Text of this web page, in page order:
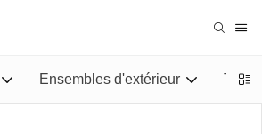
Ensembles d'extérieur